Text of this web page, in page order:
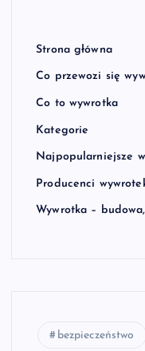
Strona główna
Co przewozi się
Co to wywrotka
Kategorie
Najpopularniejsze
Producenci
Wywrotka –
bezpieczeństwo